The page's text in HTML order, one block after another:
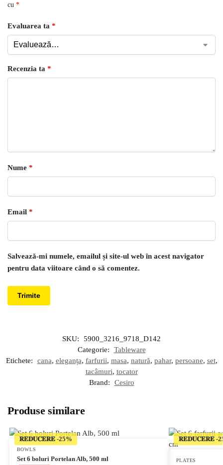
cu *
Evaluarea ta *
Recenzia ta *
Nume *
Email *
Salvează-mi numele, emailul și site-ul web în acest navigator
pentru data viitoare când o să comentez.
SKU:
5900_3216_9718_D142
Categorie:
Tableware
Etichete:
cana, eleganța, farfurii, masa, natură, pahar, persoane, set,
tacâmuri, tocator
Brand:
Cesiro
Produse similare
𝐑𝐄𝐃𝐔𝐂𝐄𝐑𝐄
BOWLS
Set 6 boluri Portelan Alb, 500 ml
𝐑𝐄𝐃𝐔𝐂𝐄𝐑𝐄
PLATES